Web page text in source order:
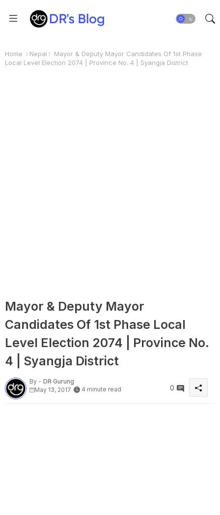
Home Nepal
Mayor & Deputy Mayor Candidates Of 1st Phase
Local Level Election 2074 | Province No. 4 | Syangja District
Mayor & Deputy Mayor
Candidates Of 1st Phase Local
Level Election 2074 | Province No.
4 | Syangja District
By - DR Gurung
May 13, 2017
4 minute read 0